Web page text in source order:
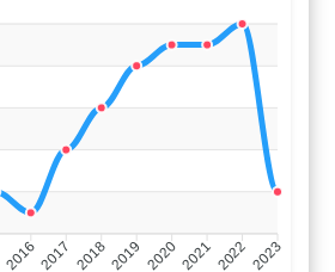
20162017 20182019 20202021 2022 2023